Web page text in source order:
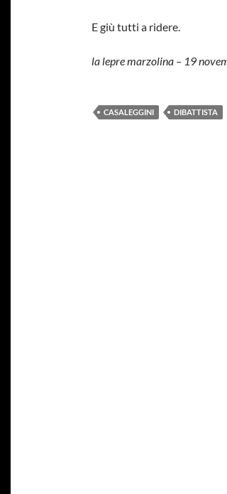
E giù tutti a ridere.
la lepre marzolina – 19
CASALEGGINI DIBATTISTA